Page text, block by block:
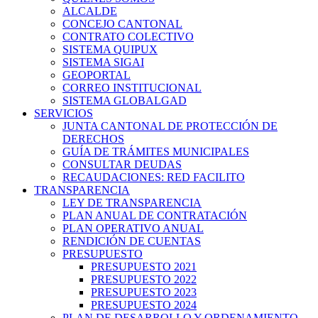
ALCALDE
CONCEJO CANTONAL
CONTRATO COLECTIVO
SISTEMA QUIPUX
SISTEMA SIGAI
GEOPORTAL
CORREO INSTITUCIONAL
SISTEMA GLOBALGAD
SERVICIOS
JUNTA CANTONAL DE PROTECCIÓN DE
DERECHOS
GUÍA DE TRÁMITES MUNICIPALES
CONSULTAR DEUDAS
RECAUDACIONES: RED FACILITO
TRANSPARENCIA
LEY DE TRANSPARENCIA
PLAN ANUAL DE CONTRATACIÓN
PLAN OPERATIVO ANUAL
RENDICIÓN DE CUENTAS
PRESUPUESTO
PRESUPUESTO 2021
PRESUPUESTO 2022
PRESUPUESTO 2023
PRESUPUESTO 2024